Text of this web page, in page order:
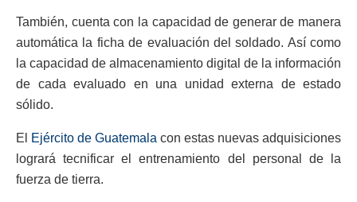
También, cuenta con la capacidad de generar de manera
automática la ficha de evaluación del soldado. Así como
la capacidad de almacenamiento digital de la información
de cada evaluado en una unidad externa de estado
sólido.
El Ejército de Guatemala con estas nuevas adquisiciones
logrará tecnificar el entrenamiento del personal de la
fuerza de tierra.